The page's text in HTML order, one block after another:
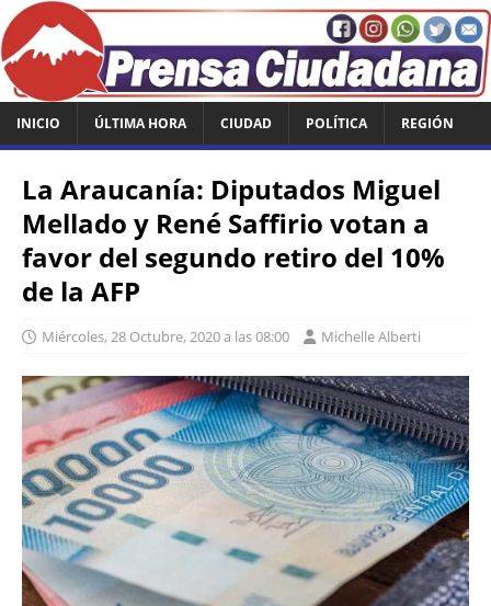
INICIO ÚLTIMA HORA CIUDAD POLÍTICA REGIÓN
La Araucanía: Diputados Miguel
Mellado y René Saffirio votan a
favor del segundo retiro del 10%
de la AFP
Miércoles, 28 Octubre, 2020 a las 08:00 Michelle Alberti